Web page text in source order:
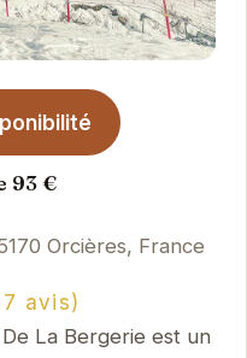
93 €
Orcières, France
avis)
La Bergerie est un